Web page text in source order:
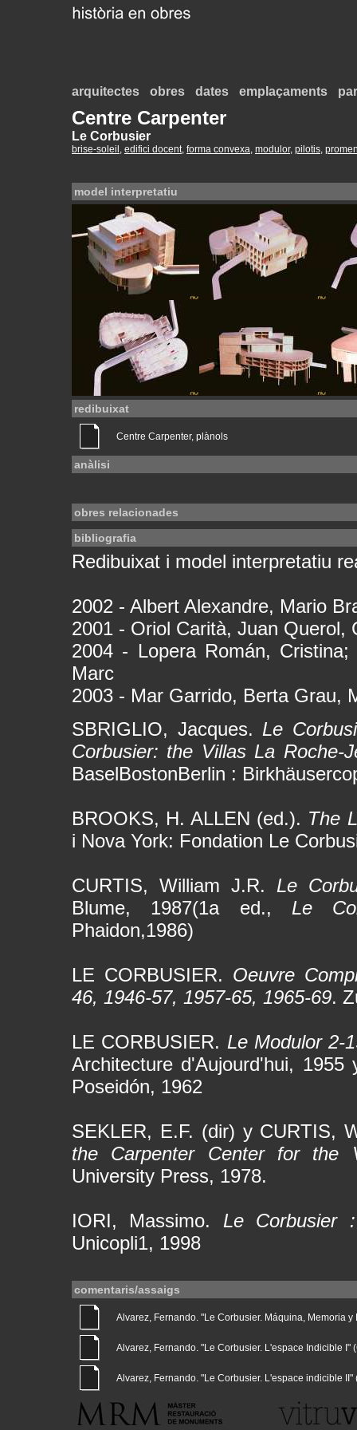
arquitectes obres dates emplaçaments
Centre Carpenter
Le Corbusier
brise-soleil , edifici docent, forma convexa, modulor, pilotis,
model interpretatiu
redibuixat
Centre Carpenter, plànols
anàlisi
obres relacionades
bibliografia
Redibuixat i model interpretatiu
2002 - Albert Alexandre, Mario
2001 - Oriol Carità, Juan Querol,
2004 - Lopera Román,
Marc
2003 - Mar Garrido, Berta Grau,
SBRIGLIO, Jacques. Le
Corbusier: the Villas La Roche-
BaselBostonBerlin :
BROOKS, H. ALLEN (ed.). The
i Nova York: Fondation Le
CURTIS, William J.R. Le
Blume, 1987(1a ed., Le
Phaidon,1986)
LE CORBUSIER. Oeuvre
46, 1946-57, 1957-65, 1965-69.
LE CORBUSIER. Le Modulor 2-
Architecture d'Aujourd'hui,
Poseidón, 1962
SEKLER, E.F. (dir) y CURTIS,
the Carpenter Center for the
University Press, 1978.
IORI, Massimo. Le Corbusier
Unicopli1, 1998
comentaris/assaigs
Alvarez, Fernando. "Le Corbusier. Máquina, Memoria
Alvarez, Fernando. "Le Corbusier. L'espace Indicible
Alvarez, Fernando. "Le Corbusier. L'espace indicible